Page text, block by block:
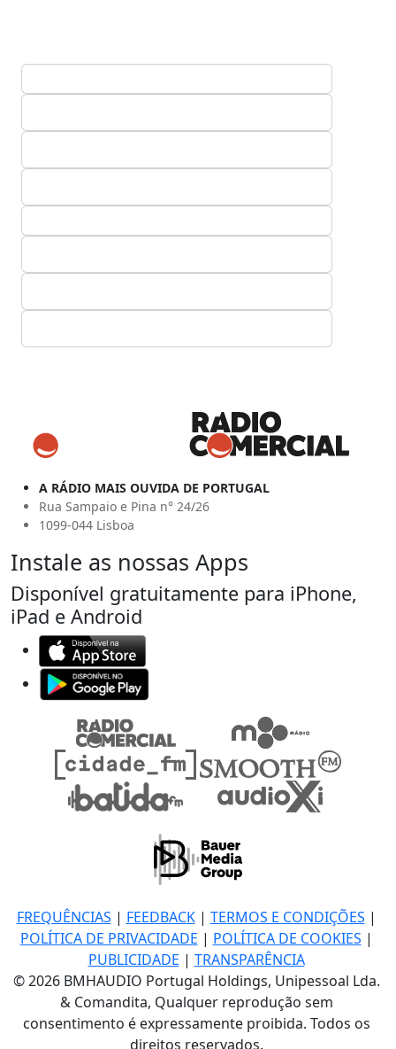
A RÁDIO MAIS OUVIDA DE PORTUGAL
Rua Sampaio e Pina n° 24/26
1099-044 Lisboa
Instale as nossas Apps
Disponível gratuitamente para iPhone,
iPad e Android
FREQUÊNCIAS | FEEDBACK| TERMOS E CONDIÇÕES |
POLÍTICA DE PRIVACIDADE | POLÍTICA DE COOKIES |
PUBLICIDADE | TRANSPARÊNCIA
© 2026 BMHAUDIO Portugal Holdings, Unipessoal Lda.
& Comandita, Qualquer reprodução sem
consentimento é expressamente proibida. Todos os
direitos reservados.